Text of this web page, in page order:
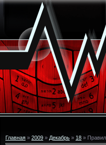
Главная » 2009 » Декабрь » 18 »